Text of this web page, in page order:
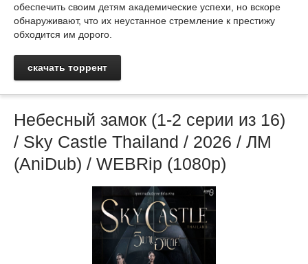
обеспечить своим детям академические успехи, но вскоре
обнаруживают, что их неустанное стремление к престижу
обходится им дорого.
скачать торрент
Небесный замок (1-2 серии из 16)
/ Sky Castle Thailand / 2026 / ЛМ
(AniDub) / WEBRip (1080р)